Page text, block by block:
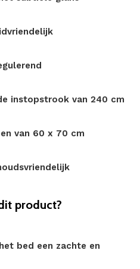
instopstrook van 240 cm
van 60 x 70 cm
product?
bed een zachte en